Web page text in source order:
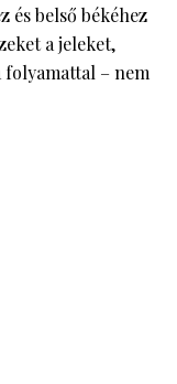
és belső békéhez
a jeleket,
– nem